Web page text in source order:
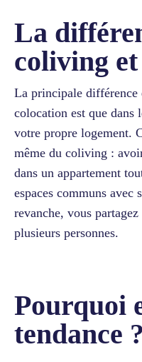
La
coliving
La principale
colocation est que
votre propre logement.
même du coliving :
dans un appartement
espaces communs avec
revanche, vous
plusieurs personnes.
Pourquoi
tendance ?